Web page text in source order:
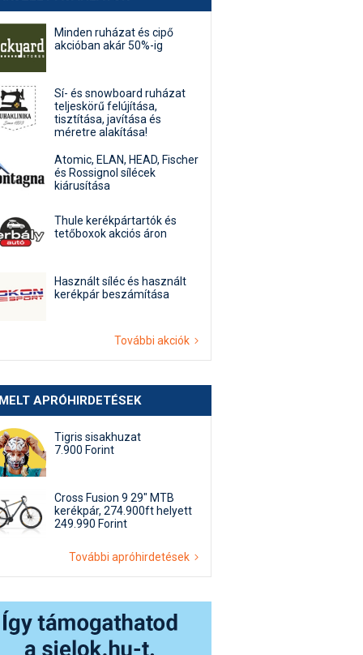
Minden ruházat és cipő
akcióban akár 50%-ig
Sí- és snowboard ruházat
teljeskörű felújítása,
tisztítása, javítása és
méretre alakítása!
Atomic, ELAN, HEAD, Fischer
és Rossignol sílécek
kiárusítása
Thule kerékpártartók és
tetőboxok akciós áron
Használt síléc és használt
kerékpár beszámítása
További akciók
APRÓHIRDETÉSEK
Tigris sisakhuzat
7.900 Forint
Cross Fusion 9 29" MTB
kerékpár, 274.900ft helyett
249.990 Forint
További apróhirdetések